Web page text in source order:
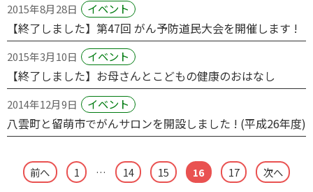
2015年8月28日 イベント
【終了しました】第47回 がん予防道民大会を開催します !
2015年3月10日 イベント
【終了しました】お母さんとこどもの健康のおはなし
2014年12月9日 イベント
八雲町と留萌市でがんサロンを開設しました ! (平成26年度)
投前へ 1 … 14 15 16 17 次へ